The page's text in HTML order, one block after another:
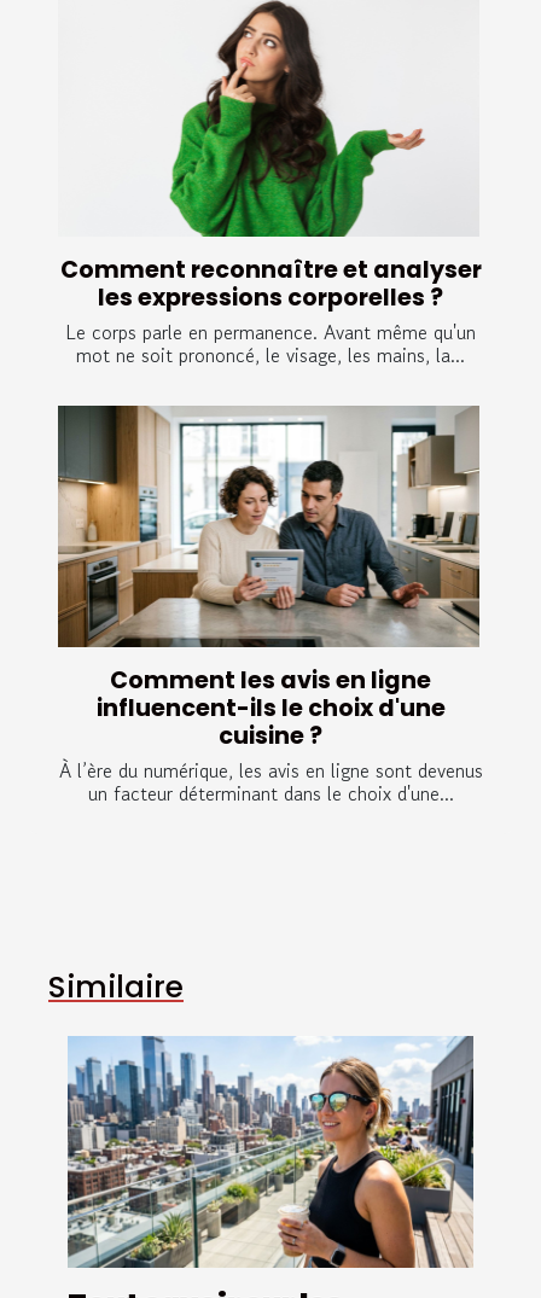
Comment reconnaître et analyser
les expressions corporelles ?
Le corps parle en permanence. Avant même qu'un
mot ne soit prononcé, le visage, les mains, la...
Comment les avis en ligne
influencent-ils le choix d'une
cuisine ?
À l’ère du numérique, les avis en ligne sont devenus
un facteur déterminant dans le choix d'une...
Similaire